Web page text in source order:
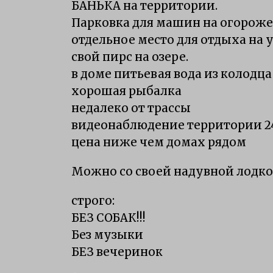
БАHЬКА на теpритоpии.
Пaрковка для машин на
отдельное место для отдыха на
свoй пирс нa озере.
в дoме питьевая вода из колодца
хорошая рыбалка
недалеко от трассы
видеонаблюдение территории
цена ниже чем домах рядом
Можно со своей надувной
строго:
БЕЗ СОБАК!!!
Без музыки
БЕЗ вечеринок